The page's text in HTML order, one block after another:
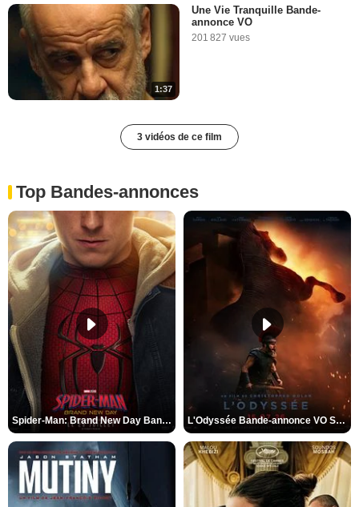
1:37
Une Vie Tranquille Bande-
annonce VO
201 827 vues
3 vidéos de ce film
Top Bandes-annonces
Spider-Man: Brand New Day Bande-annonce VO STFR L'Odyssée Bande-annonce VO STFR